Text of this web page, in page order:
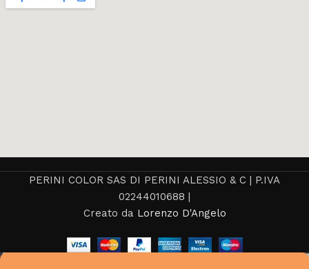
PERINI COLOR SAS DI PERINI ALESSIO & C | P.IVA
02244010688 |
Creato da Lorenzo D'Angelo